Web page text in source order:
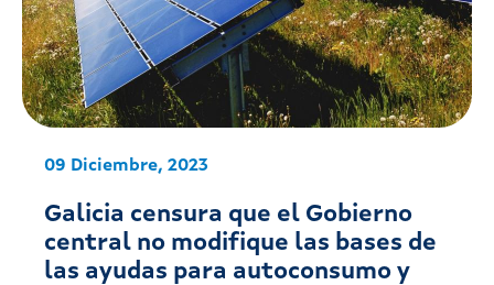
09 Diciembre, 2023
Galicia censura que el Gobierno
central no modifique las bases de
las ayudas para autoconsumo y